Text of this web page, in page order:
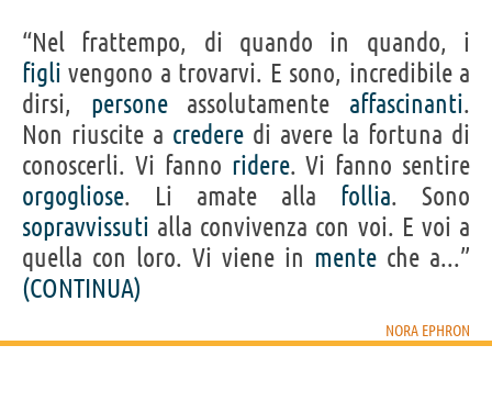
“Nel frattempo, di quando in quando, i
figli vengono a trovarvi. E sono, incredibile a
dirsi, personeassolutamente affascinanti.
Non riuscite a credere di avere la fortuna di
conoscerli. Vi fanno ridere. Vi fanno sentire
orgogliose. Li amate alla follia. Sono
sopravvissuti alla convivenza con voi. E voi a
quella con loro. Vi viene in mente che a...”
(CONTINUA)
NORA EPHRON